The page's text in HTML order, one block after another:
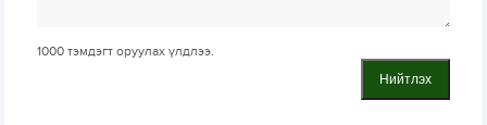
1000 тэмдэгт оруулах үлдлээ.
Нийтлэх